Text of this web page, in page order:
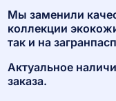
Мы заменили
коллекции
так и на
Актуальное
заказа.